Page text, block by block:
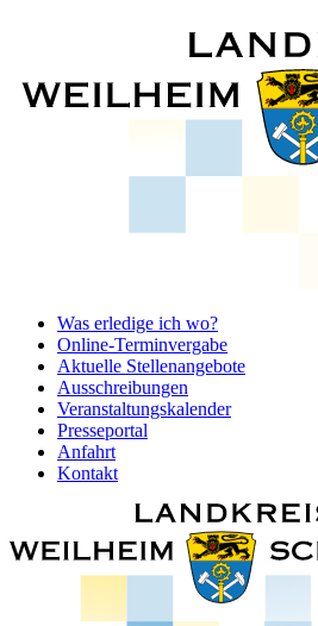
Was erledige ich wo?
Online-Terminvergabe
Aktuelle Stellenangebote
Ausschreibungen
Veranstaltungskalender
Presseportal
Anfahrt
Kontakt